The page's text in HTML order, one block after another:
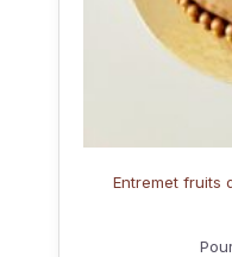
Entremet fruits